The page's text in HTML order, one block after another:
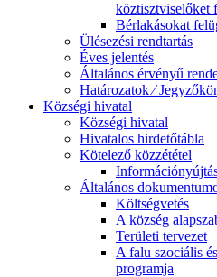
köztisztviselőket
Bérlakásokat
Ülésezési rendtartás
Éves jelentés
Általános érvényű
Határozatok ⁄
Községi hivatal
Községi hivatal
Hivatalos hirdetőtábla
Kötelező közzététel
Általános
Költségvetés
A község
Területi tervezet
A falu szociális
programja